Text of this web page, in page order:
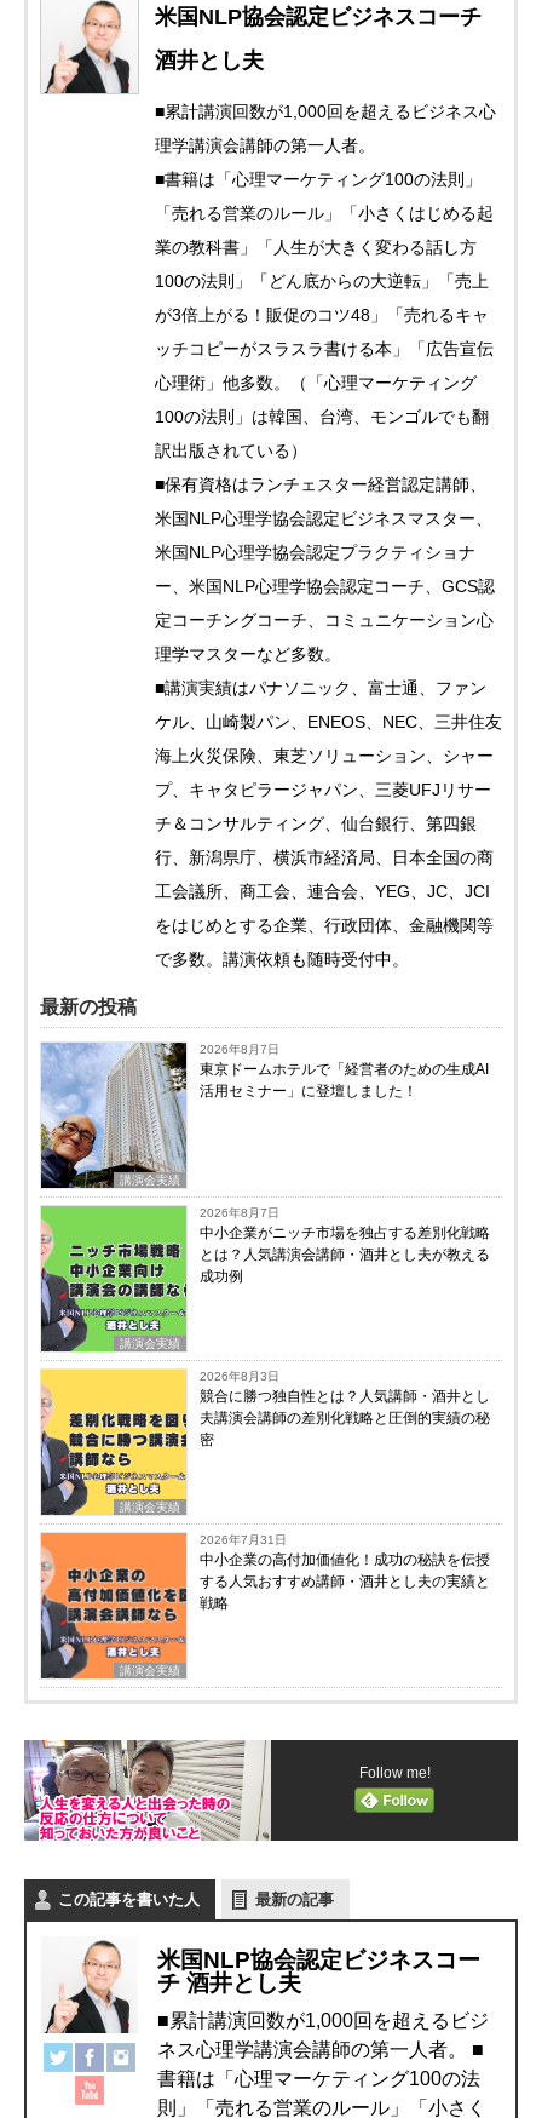
米国NLP協会認定ビジネスコーチ
酒井とし夫
■累計講演回数が1,000回を超えるビジネス心
理学講演会講師の第一人者。
■書籍は「心理マーケティング100の法則」
「売れる営業のルール」「小さくはじめる起
業の教科書」「人生が大きく変わる話し方
100の法則」「どん底からの大逆転」「売上
が3倍上がる！販促のコツ48」「売れるキャ
ッチコピーがスラスラ書ける本」「広告宣伝
心理術」他多数。（「心理マーケティング
100の法則」は韓国、台湾、モンゴルでも翻
訳出版されている）
■保有資格はランチェスター経営認定講師、
米国NLP心理学協会認定ビジネスマスター、
米国NLP心理学協会認定プラクティショナ
ー、米国NLP心理学協会認定コーチ、GCS認
定コーチングコーチ、コミュニケーション心
理学マスターなど多数。
■講演実績はパナソニック、富士通、ファン
ケル、山崎製パン、ENEOS、NEC、三井住友
海上火災保険、東芝ソリューション、シャー
プ、キャタピラージャパン、三菱UFJリサー
チ＆コンサルティング、仙台銀行、第四銀
行、新潟県庁、横浜市経済局、日本全国の商
工会議所、商工会、連合会、YEG、JC、JCI
をはじめとする企業、行政団体、金融機関等
で多数。講演依頼も随時受付中。
最新の投稿
講演会実績
2026年8月7日
東京ドームホテルで「経営者のための生成AI
活用セミナー」に登壇しました！
講演会実績
2026年8月7日
中小企業がニッチ市場を独占する差別化戦略
とは？人気講演会講師・酒井とし夫が教える
成功例
講演会実績
2026年8月3日
競合に勝つ独自性とは？人気講師・酒井とし
夫講演会講師の差別化戦略と圧倒的実績の秘
密
講演会実績
2026年7月31日
中小企業の高付加価値化！成功の秘訣を伝授
する人気おすすめ講師・酒井とし夫の実績と
戦略
Follow me!
この記事を書いた人 最新の記事
米国NLP協会認定ビジネスコー
チ 酒井とし夫
■累計講演回数が1,000回を超えるビジ
ネス心理学講演会講師の第一人者。 ■
書籍は「心理マーケティング100の法
則」「売れる営業のルール」「小さく